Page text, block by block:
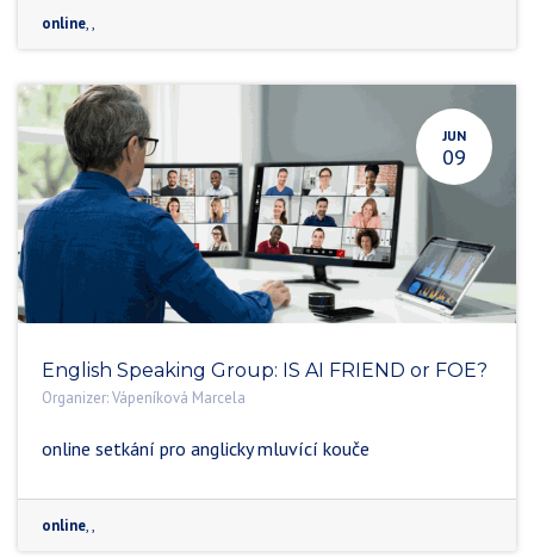
online,,
JUN
09
English Speaking Group: IS AI FRIEND or FOE?
Organizer:Vápeníková Marcela
online setkání pro anglicky mluvící kouče
online,,